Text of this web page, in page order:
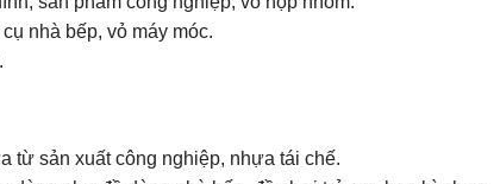
nhà bếp, vỏ máy móc.
từ sản xuất công nghiệp, nhựa tái chế.